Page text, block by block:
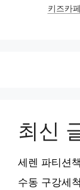
키즈카
최신
세렌 파티션
수동 구강세